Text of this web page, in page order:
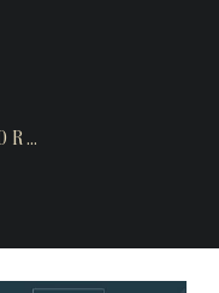
MERCEARIA VENCEDORA